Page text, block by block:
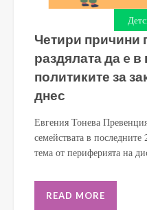
Четири причини
раздялата да e в
политиките за
днес
Евгения Тонева
семействата в
тема от периферията на
READ MORE